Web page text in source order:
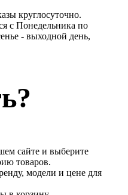
круглосуточно.
с Понедельника по
- выходной день,
сайте и выберите
товаров.
модели и цене для